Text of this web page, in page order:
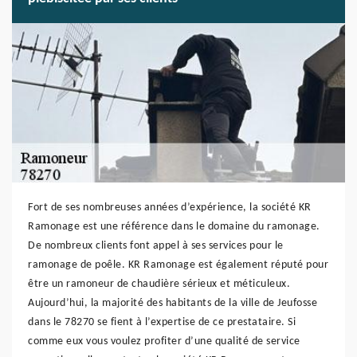
Fort de ses nombreuses années d’expérience, la société KR
Ramonage est une référence dans le domaine du ramonage.
De nombreux clients font appel à ses services pour le
ramonage de poêle. KR Ramonage est également réputé pour
être un ramoneur de chaudière sérieux et méticuleux.
Aujourd’hui, la majorité des habitants de la ville de Jeufosse
dans le 78270 se fient à l’expertise de ce prestataire. Si
comme eux vous voulez profiter d’une qualité de service